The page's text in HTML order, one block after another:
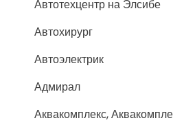
Автотехцентр на Элсибе
Автохирург
Автоэлектрик
Адмирал
Аквакомплекс,